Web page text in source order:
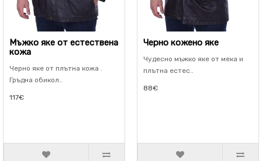
Мъжко яке от естествена
кожа
Черно яке от плътна кожа .
Гръдна обикол..
117€
Черно кожено яке
Чудесно мъжко яке от мека и
плътна естес..
88€